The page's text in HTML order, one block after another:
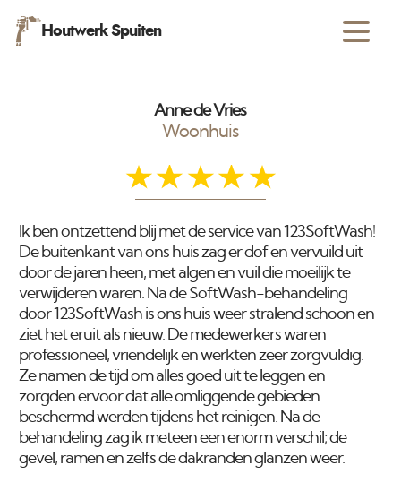
Houtwerk Spuiten
Anne de Vries
Woonhuis
Ik ben ontzettend blij met de service van 123SoftWash!
De buitenkant van ons huis zag er dof en vervuild uit
door de jaren heen, met algen en vuil die moeilijk te
verwijderen waren. Na de SoftWash-behandeling
door 123SoftWash is ons huis weer stralend schoon en
ziet het eruit als nieuw. De medewerkers waren
professioneel, vriendelijk en werkten zeer zorgvuldig.
Ze namen de tijd om alles goed uit te leggen en
zorgden ervoor dat alle omliggende gebieden
beschermd werden tijdens het reinigen. Na de
behandeling zag ik meteen een enorm verschil; de
gevel, ramen en zelfs de dakranden glanzen weer.